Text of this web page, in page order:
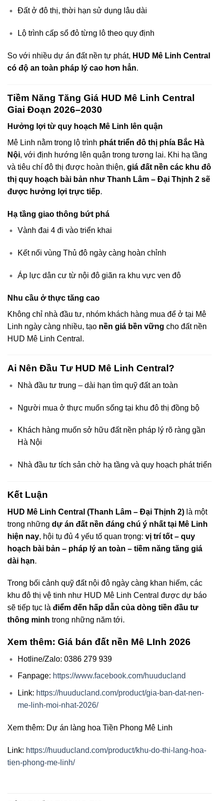
Đất ở đô thị, thời hạn sử dụng lâu dài
Lộ trình cấp sổ đỏ từng lô theo quy định
So với nhiều dự án đất nền tự phát, HUD Mê Linh Central
có độ an toàn pháp lý cao hơn hẳn.
Tiềm Năng Tăng Giá HUD Mê Linh Central
Giai Đoạn 2026–2030
Hưởng lợi từ quy hoạch Mê Linh lên quận
Mê Linh nằm trong lộ trình phát triển đô thị phía Bắc Hà
Nội, với định hướng lên quận trong tương lai. Khi hạ tầng
và tiêu chí đô thị được hoàn thiện, giá đất nền các khu đô
thị quy hoạch bài bản như Thanh Lâm – Đại Thịnh 2 sẽ
được hưởng lợi trực tiếp.
Hạ tầng giao thông bứt phá
Vành đai 4 đi vào triển khai
Kết nối vùng Thủ đô ngày càng hoàn chỉnh
Áp lực dân cư từ nội đô giãn ra khu vực ven đô
Nhu cầu ở thực tăng cao
Không chỉ nhà đầu tư, nhóm khách hàng mua để ở tại Mê
Linh ngày càng nhiều, tạo nền giá bền vững cho đất nền
HUD Mê Linh Central.
Ai Nên Đầu Tư HUD Mê Linh Central?
Nhà đầu tư trung – dài hạn tìm quỹ đất an toàn
Người mua ở thực muốn sống tại khu đô thị đồng bộ
Khách hàng muốn sở hữu đất nền pháp lý rõ ràng gần
Hà Nội
Nhà đầu tư tích sản chờ hạ tầng và quy hoạch phát triển
Kết Luận
HUD Mê Linh Central (Thanh Lâm – Đại Thịnh 2) là một
trong những dự án đất nền đáng chú ý nhất tại Mê Linh
hiện nay, hội tụ đủ 4 yếu tố quan trọng: vị trí tốt – quy
hoạch bài bản – pháp lý an toàn – tiềm năng tăng giá
dài hạn.
Trong bối cảnh quỹ đất nội đô ngày càng khan hiếm, các
khu đô thị vệ tinh như HUD Mê Linh Central được dự báo
sẽ tiếp tục là điểm đến hấp dẫn của dòng tiền đầu tư
thông minh trong những năm tới.
Xem thêm: Giá bán đất nền Mê LInh 2026
Hotline/Zalo: 0386 279 939
Fanpage: https://www.facebook.com/huuducland
Link: https://huuducland.com/product/gia-ban-dat-nen-
me-linh-moi-nhat-2026/
Xem thêm: Dự án làng hoa Tiền Phong Mê Linh
Link: https://huuducland.com/product/khu-do-thi-lang-hoa-
tien-phong-me-linh/